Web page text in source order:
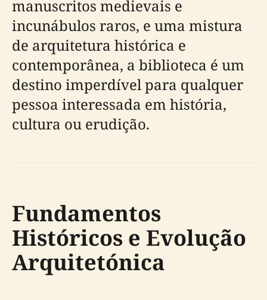
manuscritos medievais e
incunábulos raros, e uma mistura
de arquitetura histórica e
contemporânea, a biblioteca é um
destino imperdível para qualquer
pessoa interessada em história,
cultura ou erudição.
Fundamentos
Históricos e Evolução
Arquitetónica